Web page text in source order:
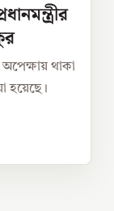
অপেক্ষায় থাকা
হয়েছে।